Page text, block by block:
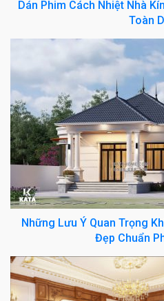
Dán Phim Cách Nhiệt Nhà
Toàn
Những Lưu Ý Quan Trọng
Đẹp Chuẩn